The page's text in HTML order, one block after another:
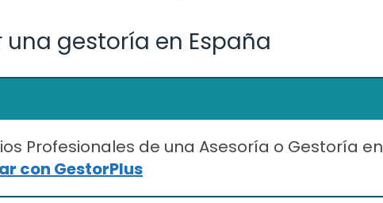
gestoría en España
Profesionales de una Asesoría o Gestoría en
con GestorPlus